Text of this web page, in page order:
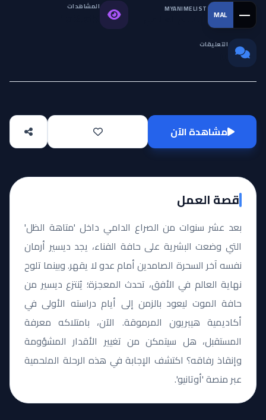
MAL —
MYANIMELIST المشاهدات
التعليقات
مشاهدة الآن
قصة العمل
بعد عشر سنوات من الصراع الدامي داخل 'متاهة الظل'
التي وضعت البشرية على حافة الفناء، يجد ديسير أرمان
نفسه آخر السحرة الصامدين أمام عدو لا يقهر. وبينما تلوح
نهاية العالم في الأفق، تحدث المعجزة؛ يُنتزع ديسير من
حافة الموت ليعود بالزمن إلى أيام دراسته الأولى في
أكاديمية هيبريون المرموقة. الآن، بامتلاكه معرفة
المستقبل، هل سيتمكن من تغيير الأقدار المشؤومة
وإنقاذ رفاقه؟ اكتشف الإجابة في هذه الرحلة الملحمية
عبر منصة 'أوتانيو'.